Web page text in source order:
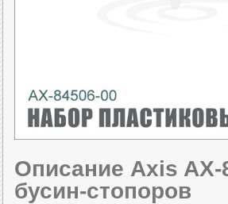
Описание Axis
бусин-стопоров